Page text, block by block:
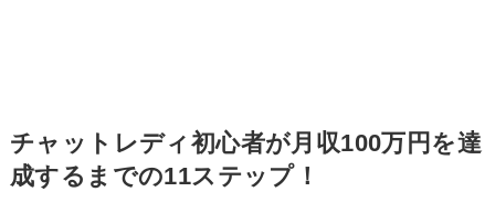
チャットレディ初心者が月収100万円を達
成するまでの11ステップ！